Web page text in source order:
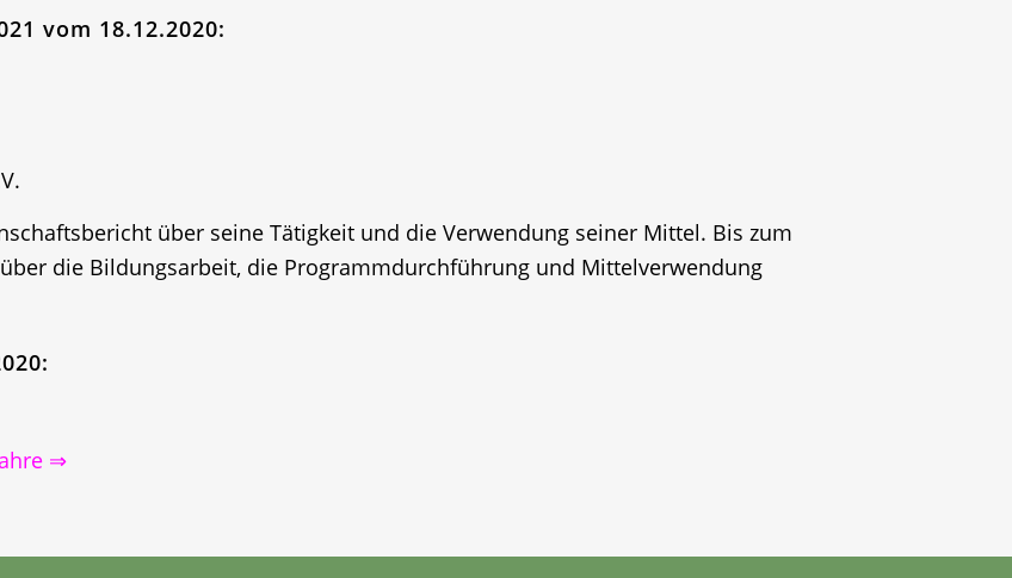
vom 18.12.2020:
über seine Tätigkeit und die Verwendung seiner Mittel. Bis zum
die Bildungsarbeit, die Programmdurchführung und Mittelverwendung
⇒